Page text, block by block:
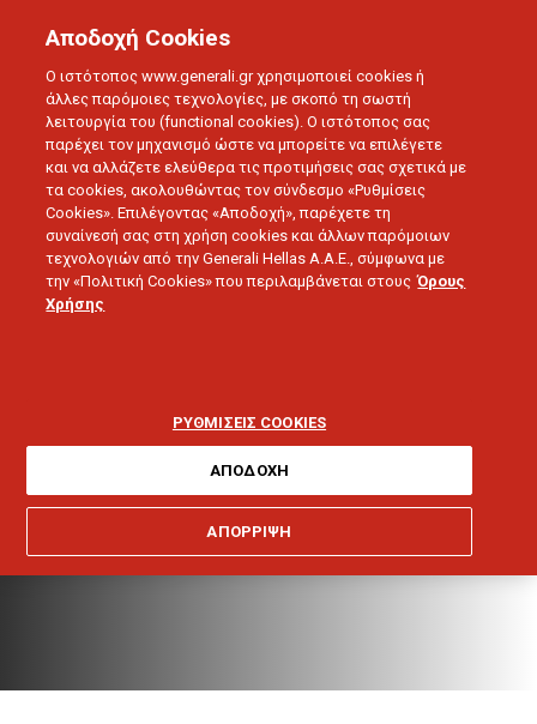
ΔΕΛΤΙΑ ΤΥΠΟΥ
Η Generali στο 6ο
Επιχειρηματικότητας &
Σταδιοδρομίας
Αποδοχή Cookies
Ο ιστότοπος www.generali.gr χρησιμοποιεί cookies ή
άλλες παρόμοιες τεχνολογίες, με σκοπό τη σωστή
λειτουργία του (functional cookies). Ο ιστότοπος σας
παρέχει τον μηχανισμό ώστε να μπορείτε να επιλέγετε
και να αλλάζετε ελεύθερα τις προτιμήσεις σας σχετικά με
τα cookies, ακολουθώντας τον σύνδεσμο «Ρυθμίσεις
Cookies». Επιλέγοντας «Αποδοχή», παρέχετε τη
συναίνεσή σας στη χρήση cookies και άλλων παρόμοιων
τεχνολογιών από την Generali Hellas A.A.E., σύμφωνα με
την «Πολιτική Cookies» που περιλαμβάνεται στους Όρους
Χρήσης
ΡΥΘΜΙΣΕΙΣ COOKIES
ΑΠΟΡΡΙΨΗ
ΑΠΟΔΟΧΗ